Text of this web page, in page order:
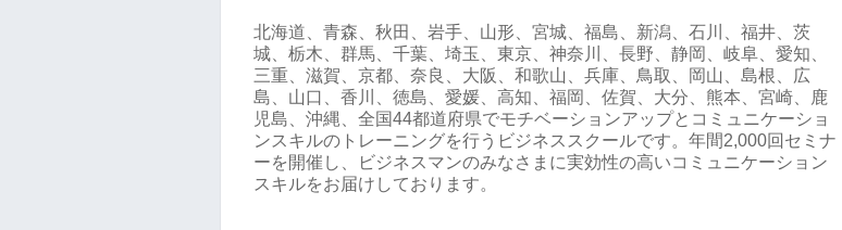
北海道、青森、秋田、岩手、山形、宮城、福島、新潟、石川、福井、茨
城、栃木、群馬、千葉、埼玉、東京、神奈川、長野、静岡、岐阜、愛知、
三重、滋賀、京都、奈良、大阪、和歌山、兵庫、鳥取、岡山、島根、広
島、山口、香川、徳島、愛媛、高知、福岡、佐賀、大分、熊本、宮崎、鹿
児島、沖縄、全国44都道府県でモチベーションアップとコミュニケーショ
ンスキルのトレーニングを行うビジネススクールです。年間2,000回セミナ
ーを開催し、ビジネスマンのみなさまに実効性の高いコミュニケーション
スキルをお届けしております。